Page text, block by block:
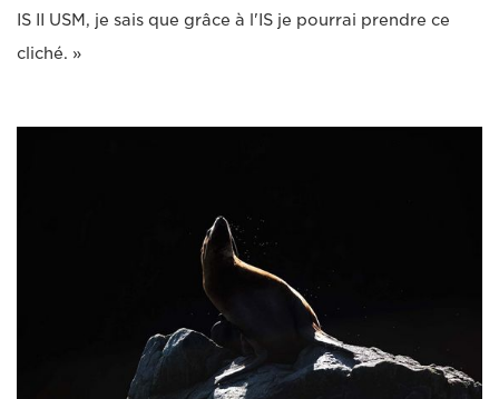
IS II USM, je sais que grâce à l'IS je pourrai prendre ce
cliché. »